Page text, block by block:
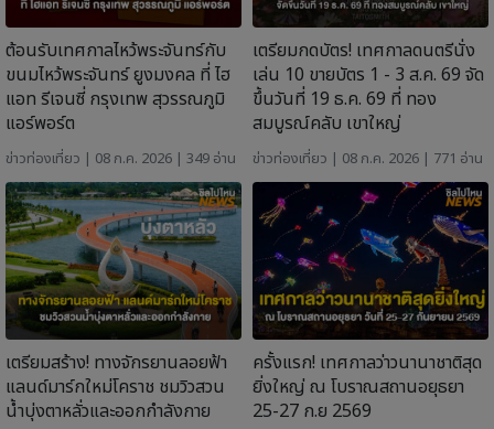
ต้อนรับเทศกาลไหว้พระจันทร์กับ
ขนมไหว้พระจันทร์ ยูงมงคล ที่ ไฮ
แอท รีเจนซี่ กรุงเทพ สุวรรณภูมิ
แอร์พอร์ต
ข่าวท่องเที่ยว | 08 ก.ค. 2026 | 349 อ่าน
เตรียมกดบัตร! เทศกาลดนตรีนั่ง
เล่น 10 ขายบัตร 1 - 3 ส.ค. 69 จัด
ขึ้นวันที่ 19 ธ.ค. 69 ที่ ทอง
สมบูรณ์คลับ เขาใหญ่
ข่าวท่องเที่ยว | 08 ก.ค. 2026 | 771 อ่าน
เตรียมสร้าง! ทางจักรยานลอยฟ้า
แลนด์มาร์กใหม่โคราช ชมวิวสวน
น้ำบุ่งตาหลั่วและออกกำลังกาย
ครั้งแรก! เทศกาลว่าวนานาชาติสุด
ยิ่งใหญ่ ณ โบราณสถานอยุธยา
25-27 ก.ย 2569